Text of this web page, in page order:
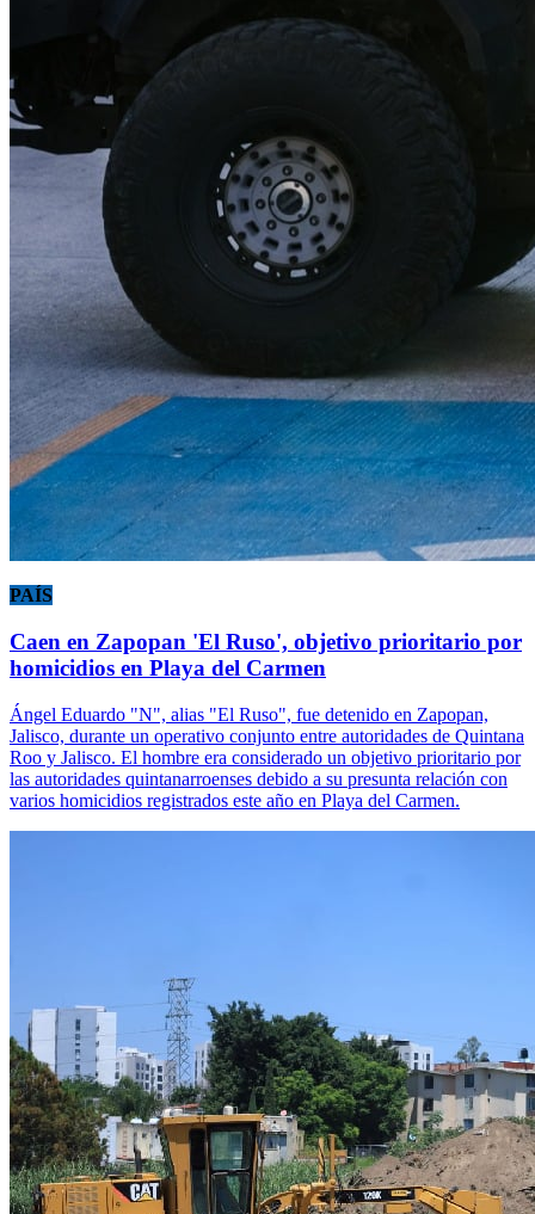
PAÍS
Caen en Zapopan 'El Ruso', objetivo prioritario por
homicidios en Playa del Carmen
Ángel Eduardo "N", alias "El Ruso", fue detenido en Zapopan,
Jalisco, durante un operativo conjunto entre autoridades de Quintana
Roo y Jalisco. El hombre era considerado un objetivo prioritario por
las autoridades quintanarroenses debido a su presunta relación con
varios homicidios registrados este año en Playa del Carmen.